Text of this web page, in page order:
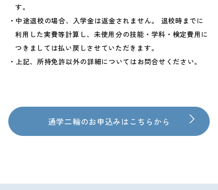
す。
中途退校の場合、入学金は返金されません。 退校時までに
利用した実費等計算し、未使用分の技能・学科・検定費用に
つきましては払い戻しさせていただきます。
上記、所持免許以外の詳細についてはお問合せください。
通学二輪のお申込みはこちらから